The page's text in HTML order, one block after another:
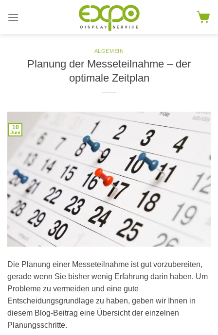
ALGEMEIN
Planung der Messeteilnahme – der
optimale Zeitplan
10
Juni
Die Planung einer Messeteilnahme ist gut vorzubereiten,
gerade wenn Sie bisher wenig Erfahrung darin haben. Um
Probleme zu vermeiden und eine gute
Entscheidungsgrundlage zu haben, geben wir Ihnen in
diesem Blog-Beitrag eine Übersicht der einzelnen
Planungsschritte.